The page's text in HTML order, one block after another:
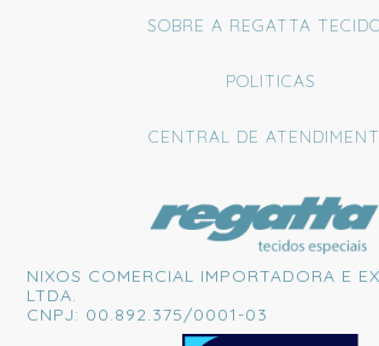
SOBRE A REGATTA
POLITICAS
CENTRAL DE
NIXOS COMERCIAL IMPORTADORA E
LTDA.
CNPJ: 00.892.375/0001-03